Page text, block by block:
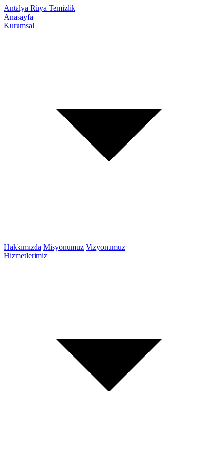
Antalya Rüya Temizlik
Anasayfa
Kurumsal
Hakkımızda Misyonumuz Vizyonumuz
Hizmetlerimiz